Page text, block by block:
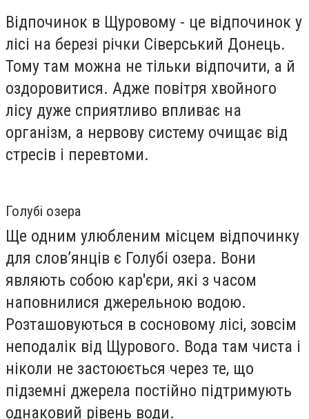
Відпочинок в Щуровому - це відпочинок у
лісі на березі річки Сіверський Донець.
Тому там можна не тільки відпочити, а й
оздоровитися. Адже повітря хвойного
лісу дуже сприятливо впливає на
організм, а нервову систему очищає від
стресів і перевтоми.
Голубі озера
Ще одним улюбленим місцем відпочинку
для слов’янців є Голубі озера. Вони
являють собою кар'єри, які з часом
наповнилися джерельною водою.
Розташовуються в сосновому лісі, зовсім
неподалік від Щурового. Вода там чиста і
ніколи не застоюється через те, що
підземні джерела постійно підтримують
однаковий рівень води.